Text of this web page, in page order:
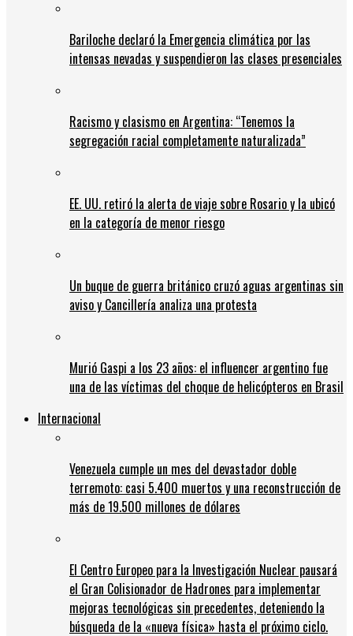
Bariloche declaró la Emergencia climática por las
intensas nevadas y suspendieron las clases presenciales
Racismo y clasismo en Argentina: “Tenemos la
segregación racial completamente naturalizada”
EE. UU. retiró la alerta de viaje sobre Rosario y la ubicó
en la categoría de menor riesgo
Un buque de guerra británico cruzó aguas argentinas sin
aviso y Cancillería analiza una protesta
Murió Gaspi a los 23 años: el influencer argentino fue
una de las víctimas del choque de helicópteros en Brasil
Internacional
Venezuela cumple un mes del devastador doble
terremoto: casi 5.400 muertos y una reconstrucción de
más de 19.500 millones de dólares
El Centro Europeo para la Investigación Nuclear pausará
el Gran Colisionador de Hadrones para implementar
mejoras tecnológicas sin precedentes, deteniendo la
búsqueda de la «nueva física» hasta el próximo ciclo.